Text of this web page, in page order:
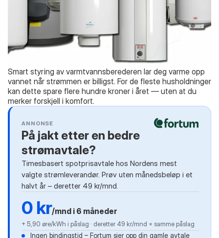
Smart styring av varmtvannsberederen lar deg varme opp
vannet når strømmen er billigst. For de fleste husholdninger
kan dette spare flere hundre kroner i året — uten at du
merker forskjell i komfort.
ANNONSE
På jakt etter en bedre
strømavtale?
Timesbasert spotprisavtale hos Nordens mest
valgte strømleverandør. Prøv uten månedsbeløp i et
halvt år – deretter 49 kr/mnd.
0 kr/mnd i 6 måneder
+ 5,90 øre/kWh i påslag · deretter 49 kr/mnd + samme påslag
Ingen bindingstid – Fortum sier opp din gamle avtale